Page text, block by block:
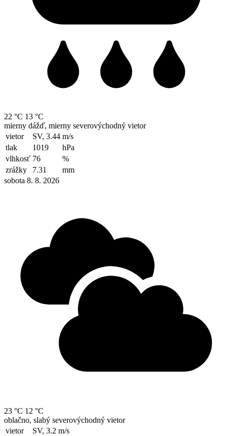
22 °C 13 °C
mierny dážď, mierny severovýchodný vietor
vietor
SV, 3.44 m/s
tlak
1019
hPa
vlhkosť 76
%
zrážky
7.31
mm
sobota 8. 8. 2026
23 °C 12 °C
oblačno, slabý severovýchodný vietor
vietor
SV, 3.2 m/s